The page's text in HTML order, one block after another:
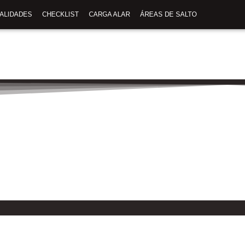
CHECKLIST CARGA ALAR ÁREAS DE SALTO